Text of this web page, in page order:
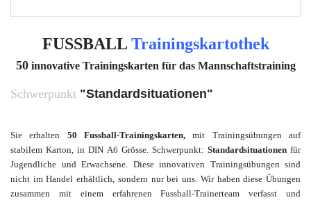
FUSSBALL Trainingskartothek
50innovative Trainingskarten für das Mannschaftstraining
Schwerpunkt "Standardsituationen"
Sie erhalten 50 Fussball-Trainingskarten, mit Trainingsübungen auf
stabilem Karton, in DIN A6 Grösse. Schwerpunkt: Standardsituationenfür
Jugendliche und Erwachsene. Diese innovativen Trainingsübungen sind
nicht im Handel erhältlich, sondern nur bei uns. Wir haben diese Übungen
zusammen mit einem erfahrenen Fussball-Trainerteam verfasst und